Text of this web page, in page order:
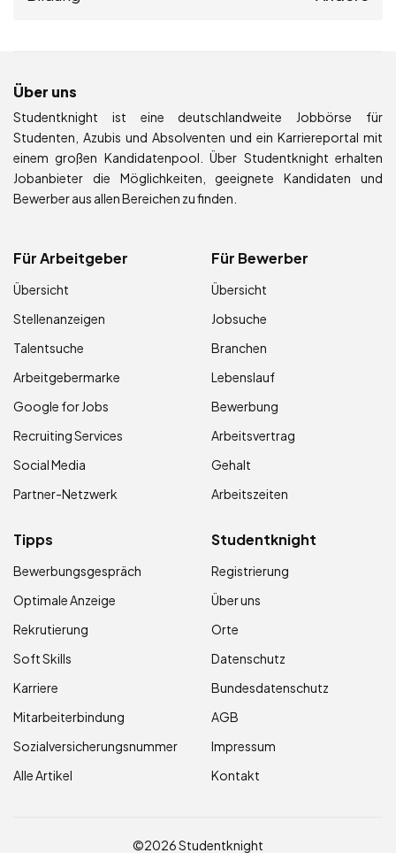
Über uns
Studentknight ist eine deutschlandweite Jobbörse für
Studenten, Azubis und Absolventen und ein Karriereportal mit
einem großen Kandidatenpool. Über Studentknight erhalten
Jobanbieter die Möglichkeiten, geeignete Kandidaten und
Bewerber aus allen Bereichen zu finden.
Für Arbeitgeber
Übersicht
Stellenanzeigen
Talentsuche
Arbeitgebermarke
Google for Jobs
Recruiting Services
Social Media
Partner-Netzwerk
Für Bewerber
Übersicht
Jobsuche
Branchen
Lebenslauf
Bewerbung
Arbeitsvertrag
Gehalt
Arbeitszeiten
Tipps
Bewerbungsgespräch
Optimale Anzeige
Rekrutierung
Soft Skills
Karriere
Mitarbeiterbindung
Sozialversicherungsnummer
Alle Artikel
Studentknight
Registrierung
Über uns
Orte
Datenschutz
Bundesdatenschutz
AGB
Impressum
Kontakt
©2026 Studentknight